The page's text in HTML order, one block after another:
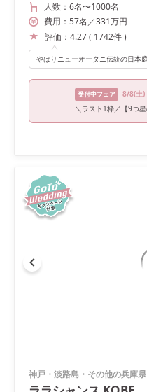
人数： 6名〜1000名
費用： 57名 ／331万円
評価： 4.27( 1742件)
受付中フェア 8/8(土)
神戸・淡路島・その他の兵庫県